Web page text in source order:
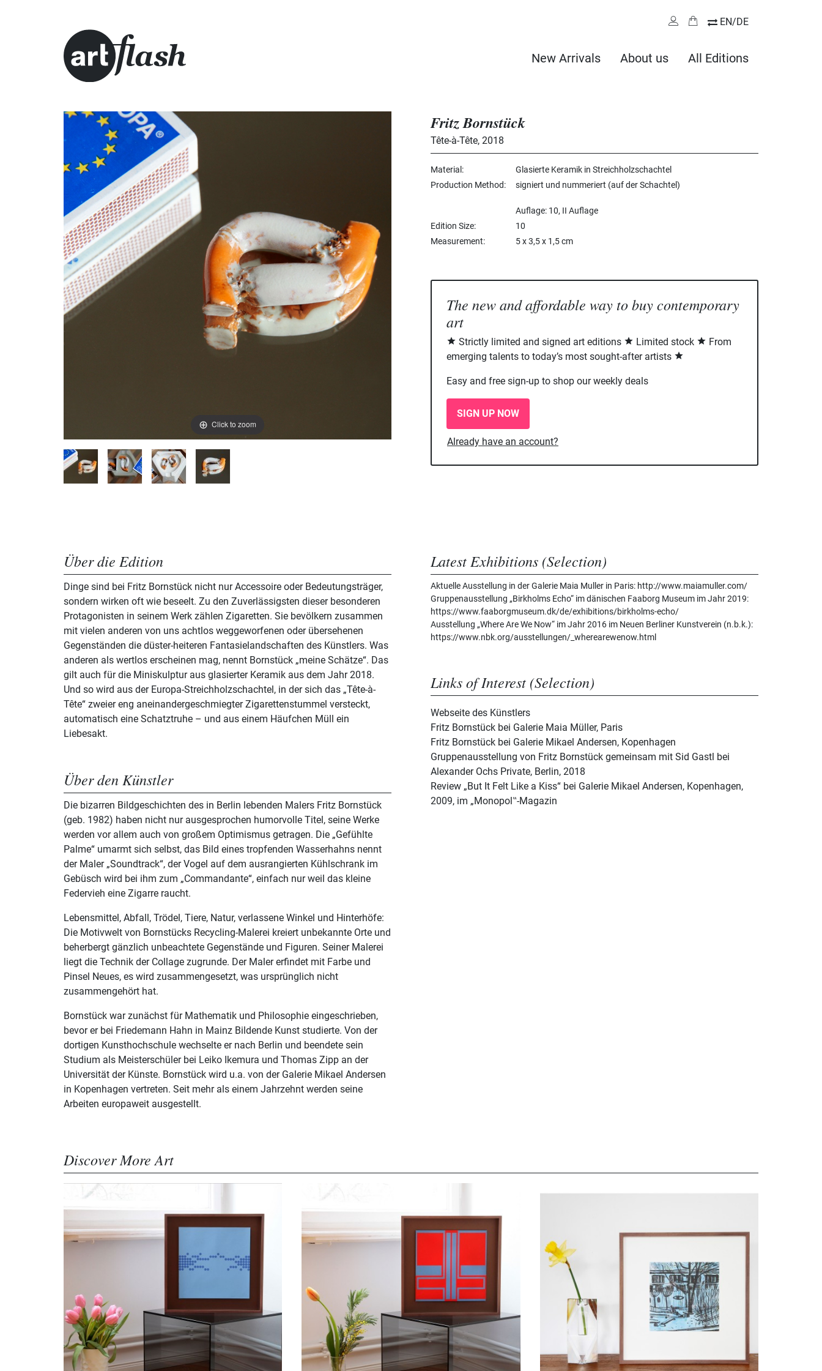
EN/DE
New Arrivals About us All Editions
Click to zoom
Fritz Bornstück
Tête-à-Tête, 2018
Material
Glasierte Keramik in Streichholzschachtel
Production Method
signiert und nummeriert (auf der Schachtel)
Auflage: 10, II Auflage
Edition Size
10
Measurement
5 x 3,5 x 1,5 cm
The new and affordable way to buy contemporary
art
Strictly limited and signed art editions Limited stock
From
emerging talents to today’s most sought-after artists
Easy and free sign-up to shop our weekly deals
SIGN UP NOW
Already have an account?
Über die Edition
Dinge sind bei Fritz Bornstück nicht nur Accessoire oder Bedeutungsträger,
sondern wirken oft wie beseelt. Zu den Zuverlässigsten dieser besonderen
Protagonisten in seinem Werk zählen Zigaretten. Sie bevölkern zusammen
mit vielen anderen von uns achtlos weggeworfenen oder übersehenen
Gegenständen die düster-heiteren Fantasielandschaften des Künstlers. Was
anderen als wertlos erscheinen mag, nennt Bornstück „meine Schätze“. Das
gilt auch für die Miniskulptur aus glasierter Keramik aus dem Jahr 2018.
Und so wird aus der Europa-Streichholzschachtel, in der sich das „Tête-à-
Tête“ zweier eng aneinandergeschmiegter Zigarettenstummel versteckt,
automatisch eine Schatztruhe – und aus einem Häufchen Müll ein
Liebesakt.
Über den Künstler
Die bizarren Bildgeschichten des in Berlin lebenden Malers Fritz Bornstück
(geb. 1982) haben nicht nur ausgesprochen humorvolle Titel, seine Werke
werden vor allem auch von großem Optimismus getragen. Die „Gefühlte
Palme“ umarmt sich selbst, das Bild eines tropfenden Wasserhahns nennt
der Maler „Soundtrack“, der Vogel auf dem ausrangierten Kühlschrank im
Gebüsch wird bei ihm zum „Commandante“, einfach nur weil das kleine
Federvieh eine Zigarre raucht.
Lebensmittel, Abfall, Trödel, Tiere, Natur, verlassene Winkel und Hinterhöfe:
Die Motivwelt von Bornstücks Recycling-Malerei kreiert unbekannte Orte und
beherbergt gänzlich unbeachtete Gegenstände und Figuren. Seiner Malerei
liegt die Technik der Collage zugrunde. Der Maler erfindet mit Farbe und
Pinsel Neues, es wird zusammengesetzt, was ursprünglich nicht
zusammengehört hat.
Bornstück war zunächst für Mathematik und Philosophie eingeschrieben,
bevor er bei Friedemann Hahn in Mainz Bildende Kunst studierte. Von der
dortigen Kunsthochschule wechselte er nach Berlin und beendete sein
Studium als Meisterschüler bei Leiko Ikemura und Thomas Zipp an der
Universität der Künste. Bornstück wird u.a. von der Galerie Mikael Andersen
in Kopenhagen vertreten. Seit mehr als einem Jahrzehnt werden seine
Arbeiten europaweit ausgestellt.
Latest Exhibitions (Selection)
Aktuelle Ausstellung in der Galerie Maia Muller in Paris: http://www.maiamuller.com/
Gruppenausstellung „Birkholms Echo“ im dänischen Faaborg Museum im Jahr 2019:
https://www.faaborgmuseum.dk/de/exhibitions/birkholms-echo/
Ausstellung „Where Are We Now“ im Jahr 2016 im Neuen Berliner Kunstverein (n.b.k.):
https://www.nbk.org/ausstellungen/_wherearewenow.html
Links of Interest (Selection)
Webseite des Künstlers
Fritz Bornstück bei Galerie Maia Müller, Paris
Fritz Bornstück bei Galerie Mikael Andersen, Kopenhagen
Gruppenausstellung von Fritz Bornstück gemeinsam mit Sid Gastl bei
Alexander Ochs Private, Berlin, 2018
Review „But It Felt Like a Kiss“ bei Galerie Mikael Andersen, Kopenhagen,
2009, im „Monopol‟-Magazin
Discover More Art